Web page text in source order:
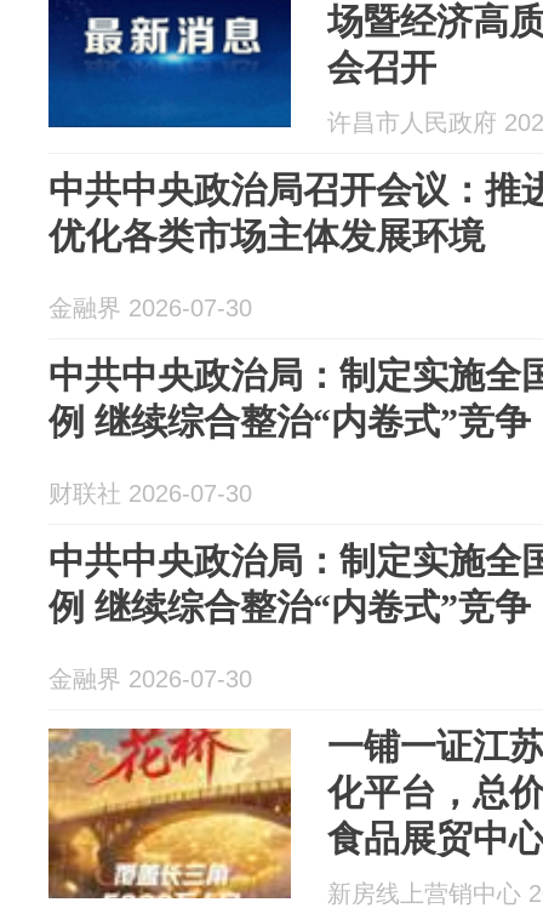
场暨经济高
会召开
许昌市人民政府
中共中央政治局召开会议：推
优化各类市场主体发展环境
金融界 2026-07-30
中共中央政治局：制定实施全
例 继续综合整治“内卷式”竞争
财联社 2026-07-30
中共中央政治局：制定实施全
例 继续综合整治“内卷式”竞争
金融界 2026-07-30
一铺一证江
化平台，总
食品展贸中
新房线上营销中心